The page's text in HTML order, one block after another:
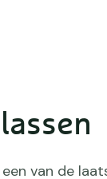
van de